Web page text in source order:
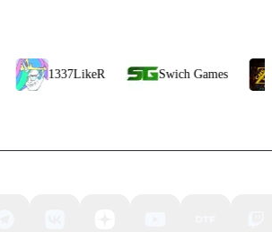
1337LikeR Swich Games CheZee